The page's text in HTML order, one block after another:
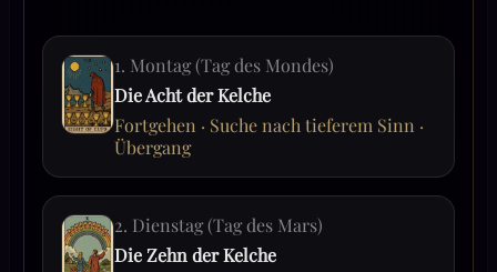
1. Montag (Tag des Mondes)
Die Acht der Kelche
Fortgehen · Suche nach tieferem Sinn ·
Übergang
2. Dienstag (Tag des Mars)
Die Zehn der Kelche